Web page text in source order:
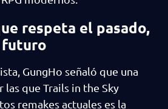
respeta el pasado,
futuro
GungHo señaló que una
las que Trails in the Sky
remakes actuales es la